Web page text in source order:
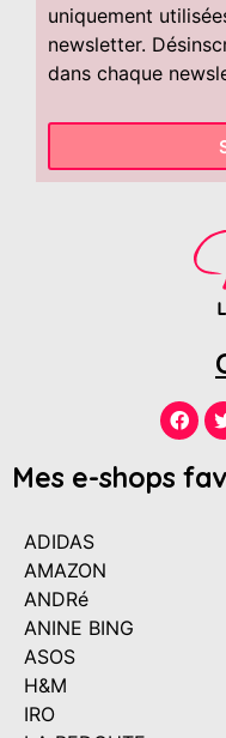
uniquement
newsletter.
dans chaque
Mes e-shops
ADIDAS
AMAZON
ANDRé
ANINE BING
ASOS
H&M
IRO